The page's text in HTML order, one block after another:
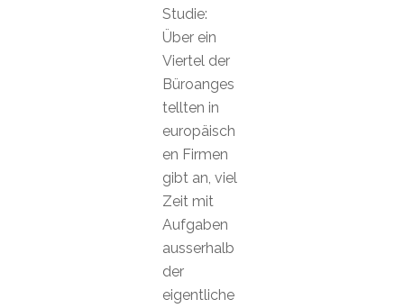
Studie:
Über ein
Viertel der
Büroanges
tellten in
europäisch
en Firmen
gibt an, viel
Zeit mit
Aufgaben
ausserhalb
der
eigentliche